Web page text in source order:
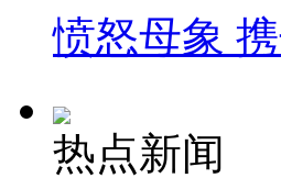
愤怒母象
热点新闻